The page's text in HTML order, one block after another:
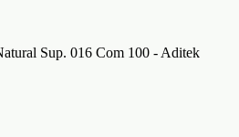
Sup. 016 Com 100 - Aditek